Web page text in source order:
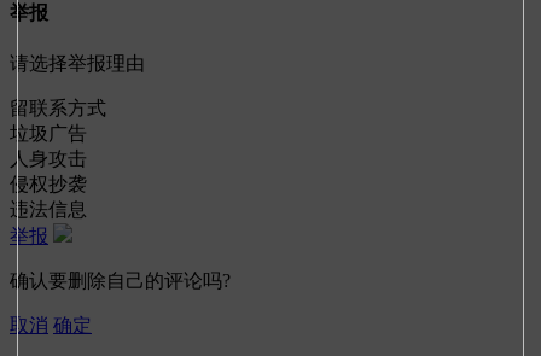
举报
请选择举报理由
留联系方式
垃圾广告
人身攻击
侵权抄袭
违法信息
举报
确认要删除自己的评论吗?
取消 确定